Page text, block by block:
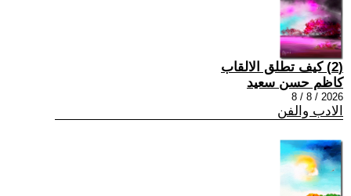
(2) كيف تطلق الالقاب
كاظم حسن سعيد
2026 / 8 / 8
الادب والفن